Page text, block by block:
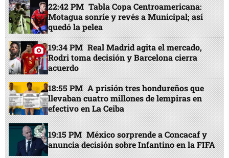
22:42 PM Tabla Copa Centroamericana:
Motagua sonríe y revés a Municipal; así
quedó la pelea
19:34 PM Real Madrid agita el mercado,
Rodri toma decisión y Barcelona cierra
acuerdo
18:55 PM A prisión tres hondureños que
llevaban cuatro millones de lempiras en
efectivo en La Ceiba
19:15 PM México sorprende a Concacaf y
anuncia decisión sobre Infantino en la FIFA